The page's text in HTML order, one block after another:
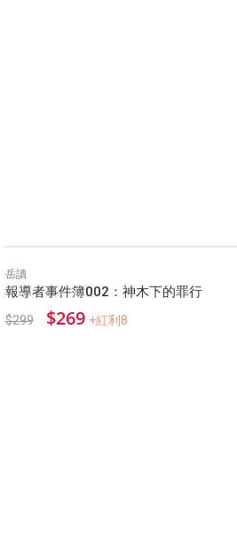
岳讀
報導者事件簿002：神木下的罪行
$299 $269 +紅利8